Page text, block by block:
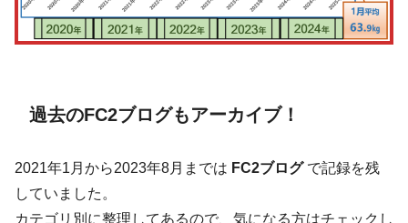
過去のFC2ブログもアーカイブ！
2021年1月から2023年8月までは FC2ブログで記録を残
していました。
カテゴリ別に整理してあるので、気になる方はチェックし